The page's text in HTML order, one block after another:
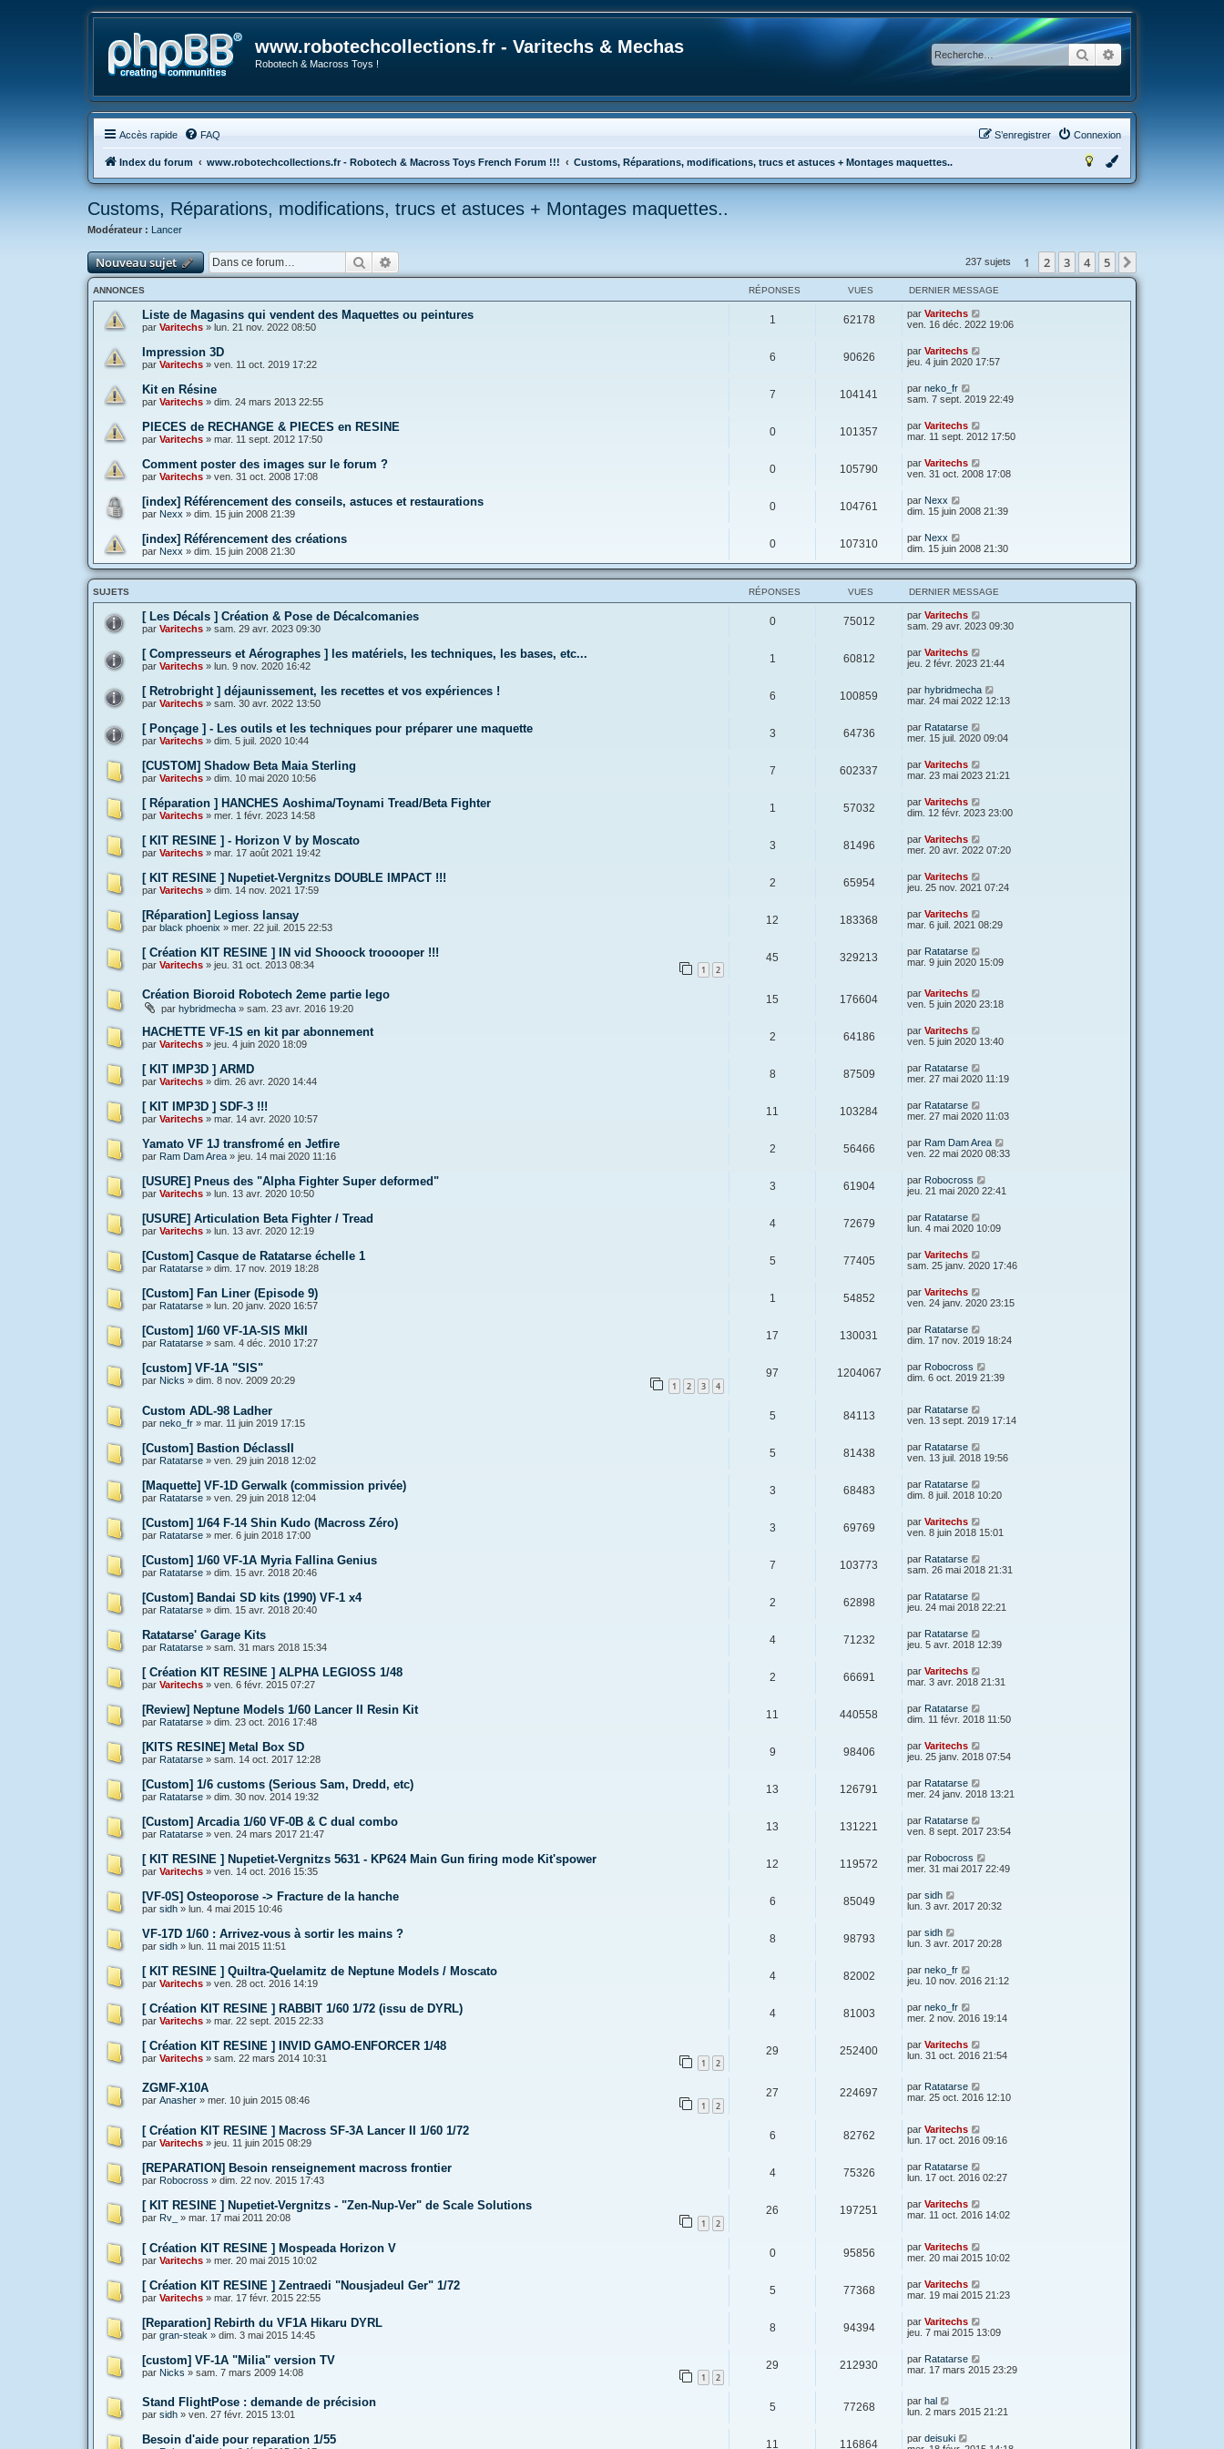
www.robotechcollections.fr - Varitechs & Mechas
Robotech & Macross Toys !
RechercherRecherche avancée
Accès rapide FAQ Connexion
S’enregistrer
Index du forum www.robotechcollections.fr - Robotech & Macross Toys French Forum !!! Customs, Réparations, modifications, trucs et astuces + Montages maquettes..
Customs, Réparations, modifications, trucs et astuces + Montages maquettes..
Modérateur : Lancer
Nouveau sujet Rechercher 237 sujets 1 2 3 4 5
ANNONCES RÉPONSES VUES DERNIER MESSAGE
Liste de Magasins qui vendent des Maquettes ou peintures
par Varitechs » lun. 21 nov. 2022 08:50
1 62178 par Varitechs
ven. 16 déc. 2022 19:06
Impression 3D
par Varitechs » ven. 11 oct. 2019 17:22
6 90626 par Varitechs
jeu. 4 juin 2020 17:57
Kit en Résine
par Varitechs » dim. 24 mars 2013 22:55
7 104141 par neko_fr
sam. 7 sept. 2019 22:49
PIECES de RECHANGE & PIECES en RESINE
par Varitechs » mar. 11 sept. 2012 17:50
0 101357 par Varitechs
mar. 11 sept. 2012 17:50
Comment poster des images sur le forum ?
par Varitechs » ven. 31 oct. 2008 17:08
0 105790 par Varitechs
ven. 31 oct. 2008 17:08
[index] Référencement des conseils, astuces et restaurations
par Nexx » dim. 15 juin 2008 21:39
0 104761 par Nexx
dim. 15 juin 2008 21:39
[index] Référencement des créations
par Nexx » dim. 15 juin 2008 21:30
0 107310 par Nexx
dim. 15 juin 2008 21:30
SUJETS RÉPONSES VUES DERNIER MESSAGE
[ Les Décals ] Création & Pose de Décalcomanies
par Varitechs » sam. 29 avr. 2023 09:30
0 75012 par Varitechs
sam. 29 avr. 2023 09:30
[ Compresseurs et Aérographes ] les matériels, les techniques, les bases, etc...
par Varitechs » lun. 9 nov. 2020 16:42
1 60812 par Varitechs
jeu. 2 févr. 2023 21:44
[ Retrobright ] déjaunissement, les recettes et vos expériences !
par Varitechs » sam. 30 avr. 2022 13:50
6 100859 par hybridmecha
mar. 24 mai 2022 12:13
[ Ponçage ] - Les outils et les techniques pour préparer une maquette
par Varitechs » dim. 5 juil. 2020 10:44
3 64736 par Ratatarse
mer. 15 juil. 2020 09:04
[CUSTOM] Shadow Beta Maia Sterling
par Varitechs » dim. 10 mai 2020 10:56
7 602337 par Varitechs
mar. 23 mai 2023 21:21
[ Réparation ] HANCHES Aoshima/Toynami Tread/Beta Fighter
par Varitechs » mer. 1 févr. 2023 14:58
1 57032 par Varitechs
dim. 12 févr. 2023 23:00
[ KIT RESINE ] - Horizon V by Moscato
par Varitechs » mar. 17 août 2021 19:42
3 81496 par Varitechs
mer. 20 avr. 2022 07:20
[ KIT RESINE ] Nupetiet-Vergnitzs DOUBLE IMPACT !!!
par Varitechs » dim. 14 nov. 2021 17:59
2 65954 par Varitechs
jeu. 25 nov. 2021 07:24
[Réparation] Legioss lansay
par black phoenix » mer. 22 juil. 2015 22:53
12 183368 par Varitechs
mar. 6 juil. 2021 08:29
[ Création KIT RESINE ] IN vid Shooock trooooper !!!
par Varitechs » jeu. 31 oct. 2013 08:34 1 2
45 329213 par Ratatarse
mar. 9 juin 2020 15:09
Création Bioroid Robotech 2eme partie lego
par hybridmecha » sam. 23 avr. 2016 19:20
15 176604 par Varitechs
ven. 5 juin 2020 23:18
HACHETTE VF-1S en kit par abonnement
par Varitechs » jeu. 4 juin 2020 18:09
2 64186 par Varitechs
ven. 5 juin 2020 13:40
[ KIT IMP3D ] ARMD
par Varitechs » dim. 26 avr. 2020 14:44
8 87509 par Ratatarse
mer. 27 mai 2020 11:19
[ KIT IMP3D ] SDF-3 !!!
par Varitechs » mar. 14 avr. 2020 10:57
11 103284 par Ratatarse
mer. 27 mai 2020 11:03
Yamato VF 1J transfromé en Jetfire
par Ram Dam Area » jeu. 14 mai 2020 11:16
2 56466 par Ram Dam Area
ven. 22 mai 2020 08:33
[USURE] Pneus des "Alpha Fighter Super deformed"
par Varitechs » lun. 13 avr. 2020 10:50
3 61904 par Robocross
jeu. 21 mai 2020 22:41
[USURE] Articulation Beta Fighter / Tread
par Varitechs » lun. 13 avr. 2020 12:19
4 72679 par Ratatarse
lun. 4 mai 2020 10:09
[Custom] Casque de Ratatarse échelle 1
par Ratatarse » dim. 17 nov. 2019 18:28
5 77405 par Varitechs
sam. 25 janv. 2020 17:46
[Custom] Fan Liner (Episode 9)
par Ratatarse » lun. 20 janv. 2020 16:57
1 54852 par Varitechs
ven. 24 janv. 2020 23:15
[Custom] 1/60 VF-1A-SIS MkII
par Ratatarse » sam. 4 déc. 2010 17:27
17 130031 par Ratatarse
dim. 17 nov. 2019 18:24
[custom] VF-1A "SIS"
par Nicks » dim. 8 nov. 2009 20:29 1 2 3 4
97 1204067 par Robocross
dim. 6 oct. 2019 21:39
Custom ADL-98 Ladher
par neko_fr » mar. 11 juin 2019 17:15
5 84113 par Ratatarse
ven. 13 sept. 2019 17:14
[Custom] Bastion DéclassII
par Ratatarse » ven. 29 juin 2018 12:02
5 81438 par Ratatarse
ven. 13 juil. 2018 19:56
[Maquette] VF-1D Gerwalk (commission privée)
par Ratatarse » ven. 29 juin 2018 12:04
3 68483 par Ratatarse
dim. 8 juil. 2018 10:20
[Custom] 1/64 F-14 Shin Kudo (Macross Zéro)
par Ratatarse » mer. 6 juin 2018 17:00
3 69769 par Varitechs
ven. 8 juin 2018 15:01
[Custom] 1/60 VF-1A Myria Fallina Genius
par Ratatarse » dim. 15 avr. 2018 20:46
7 103773 par Ratatarse
sam. 26 mai 2018 21:31
[Custom] Bandai SD kits (1990) VF-1 x4
par Ratatarse » dim. 15 avr. 2018 20:40
2 62898 par Ratatarse
jeu. 24 mai 2018 22:21
Ratatarse' Garage Kits
par Ratatarse » sam. 31 mars 2018 15:34
4 71232 par Ratatarse
jeu. 5 avr. 2018 12:39
[ Création KIT RESINE ] ALPHA LEGIOSS 1/48
par Varitechs » ven. 6 févr. 2015 07:27
2 66691 par Varitechs
mar. 3 avr. 2018 21:31
[Review] Neptune Models 1/60 Lancer II Resin Kit
par Ratatarse » dim. 23 oct. 2016 17:48
11 440558 par Ratatarse
dim. 11 févr. 2018 11:50
[KITS RESINE] Metal Box SD
par Ratatarse » sam. 14 oct. 2017 12:28
9 98406 par Varitechs
jeu. 25 janv. 2018 07:54
[Custom] 1/6 customs (Serious Sam, Dredd, etc)
par Ratatarse » dim. 30 nov. 2014 19:32
13 126791 par Ratatarse
mer. 24 janv. 2018 13:21
[Custom] Arcadia 1/60 VF-0B & C dual combo
par Ratatarse » ven. 24 mars 2017 21:47
13 131221 par Ratatarse
ven. 8 sept. 2017 23:54
[ KIT RESINE ] Nupetiet-Vergnitzs 5631 - KP624 Main Gun firing mode Kit'spower
par Varitechs » ven. 14 oct. 2016 15:35
12 119572 par Robocross
mer. 31 mai 2017 22:49
[VF-0S] Osteoporose -> Fracture de la hanche
par sidh » lun. 4 mai 2015 10:46
6 85049 par sidh
lun. 3 avr. 2017 20:32
VF-17D 1/60 : Arrivez-vous à sortir les mains ?
par sidh » lun. 11 mai 2015 11:51
8 98793 par sidh
lun. 3 avr. 2017 20:28
[ KIT RESINE ] Quiltra-Quelamitz de Neptune Models / Moscato
par Varitechs » ven. 28 oct. 2016 14:19
4 82002 par neko_fr
jeu. 10 nov. 2016 21:12
[ Création KIT RESINE ] RABBIT 1/60 1/72 (issu de DYRL)
par Varitechs » mar. 22 sept. 2015 22:33
4 81003 par neko_fr
mer. 2 nov. 2016 19:14
[ Création KIT RESINE ] INVID GAMO-ENFORCER 1/48
par Varitechs » sam. 22 mars 2014 10:31 1 2
29 252400 par Varitechs
lun. 31 oct. 2016 21:54
ZGMF-X10A
par Anasher » mer. 10 juin 2015 08:46 1 2
27 224697 par Ratatarse
mar. 25 oct. 2016 12:10
[ Création KIT RESINE ] Macross SF-3A Lancer II 1/60 1/72
par Varitechs » jeu. 11 juin 2015 08:29
6 82762 par Varitechs
lun. 17 oct. 2016 09:16
[REPARATION] Besoin renseignement macross frontier
par Robocross » dim. 22 nov. 2015 17:43
4 75326 par Ratatarse
lun. 17 oct. 2016 02:27
[ KIT RESINE ] Nupetiet-Vergnitzs - "Zen-Nup-Ver" de Scale Solutions
par Rv_ » mar. 17 mai 2011 20:08 1 2
26 197251 par Varitechs
mar. 11 oct. 2016 14:02
[ Création KIT RESINE ] Mospeada Horizon V
par Varitechs » mer. 20 mai 2015 10:02
0 95856 par Varitechs
mer. 20 mai 2015 10:02
[ Création KIT RESINE ] Zentraedi "Nousjadeul Ger" 1/72
par Varitechs » mar. 17 févr. 2015 22:55
5 77368 par Varitechs
mar. 19 mai 2015 21:23
[Reparation] Rebirth du VF1A Hikaru DYRL
par gran-steak » dim. 3 mai 2015 14:45
8 94394 par Varitechs
jeu. 7 mai 2015 13:09
[custom] VF-1A "Milia" version TV
par Nicks » sam. 7 mars 2009 14:08 1 2
29 212930 par Ratatarse
mar. 17 mars 2015 23:29
Stand FlightPose : demande de précision
par sidh » ven. 27 févr. 2015 13:01
5 77268 par hal
lun. 2 mars 2015 21:21
Besoin d'aide pour reparation 1/55 11 116864 par deisuki